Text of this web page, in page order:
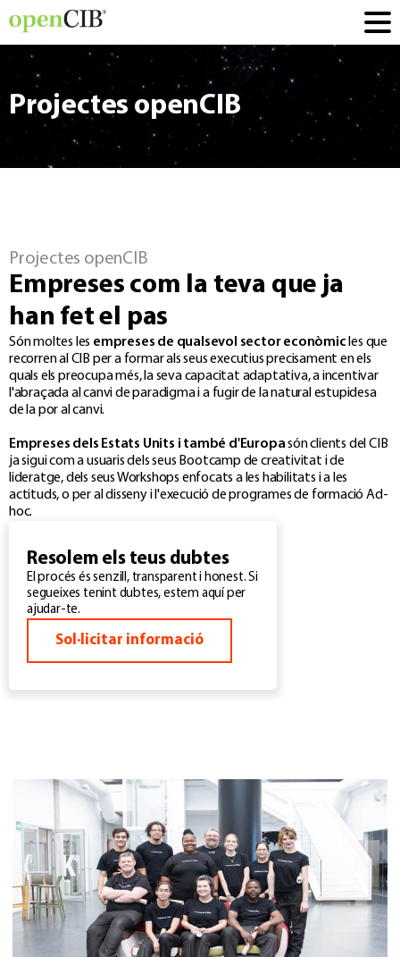
Projectes openCIB
Projectes openCIB
Empreses com la teva que ja
han fet el pas
Són moltes les empreses de qualsevol sector econòmicles que
recorren al CIB per a formar als seus executius precisament en els
quals els preocupa més, la seva capacitat adaptativa, a incentivar
l'abraçada al canvi de paradigma i a fugir de la natural estupidesa
de la por al canvi.
Empreses dels Estats Units i també d'Europasón clients del CIB
ja sigui com a usuaris dels seus Bootcamp de creativitat i de
lideratge, dels seus Workshops enfocats a les habilitats i a les
actituds, o per al disseny i l'execució de programes de formació Ad-
hoc.
Resolem els teus dubtes
El procés és senzill, transparent i honest. Si
segueixes tenint dubtes, estem aquí per
ajudar-te.
Sol·licitar informació